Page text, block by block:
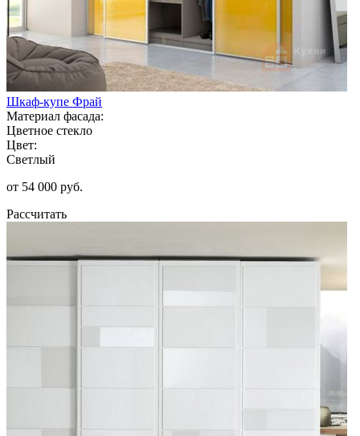
Шкаф-купе Фрай
Материал фасада:
Цветное стекло
Цвет:
Светлый
от 54 000 руб.
Рассчитать